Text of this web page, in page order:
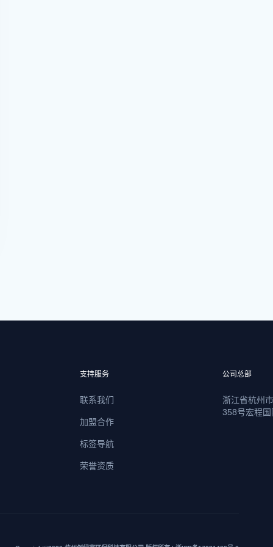
支持服务
联系我们
加盟合作
标签导航
荣誉资质
公司总部
浙江省杭州
358号宏程